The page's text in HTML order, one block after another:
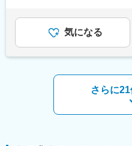
MSLとして専門性を磨き、
ざいますし、MAやオフィ
ことも可能です。社内公募
変更の範囲：会社の定める
※プロジェクトマネージャ
り、日々の活動についてフ
SVを配置し、素早くフォ
■中途入社社員の年収例：
当）
・入社5年目（MR経験者）
■評価制度：
す。※その他の手当は「待
給：年1回★頑張りに応じ
年収をUPできます。（年2
の金額であり、選考を通じ
気になる
さらに